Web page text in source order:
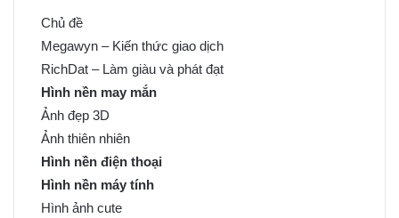
Chủ đề
Megawyn – Kiến thức giao dịch
RichDat – Làm giàu và phát đạt
Hình nền may mắn
Ảnh đẹp 3D
Ảnh thiên nhiên
Hình nền điện thoại
Hình nền máy tính
Hình ảnh cute